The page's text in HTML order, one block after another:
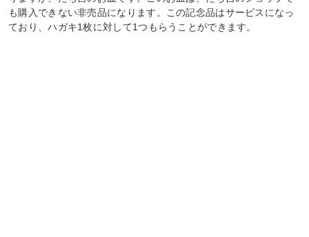
も購入できない非売品になります。この記念品はサービスになっ
ており、ハガキ1枚に対して1つもらうことができます。